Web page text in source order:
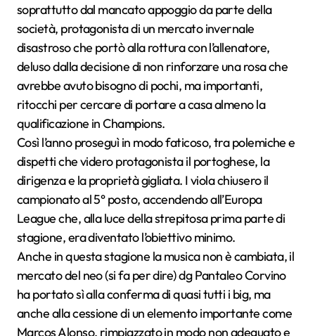
soprattutto dal mancato appoggio da parte della
società, protagonista di un mercato invernale
disastroso che portò alla rottura con l’allenatore,
deluso dalla decisione di non rinforzare una rosa che
avrebbe avuto bisogno di pochi, ma importanti,
ritocchi per cercare di portare a casa almeno la
qualificazione in Champions.
Così l’anno proseguì in modo faticoso, tra polemiche e
dispetti che videro protagonista il portoghese, la
dirigenza e la proprietà gigliata. I viola chiusero il
campionato al 5° posto, accendendo all’Europa
League che, alla luce della strepitosa prima parte di
stagione, era diventato l’obiettivo minimo.
Anche in questa stagione la musica non è cambiata, il
mercato del neo (si fa per dire) dg Pantaleo Corvino
ha portato sì alla conferma di quasi tutti i big, ma
anche alla cessione di un elemento importante come
Marcos Alonso, rimpiazzato in modo non adeguato e